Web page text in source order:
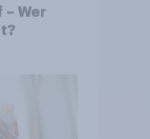
– Wer